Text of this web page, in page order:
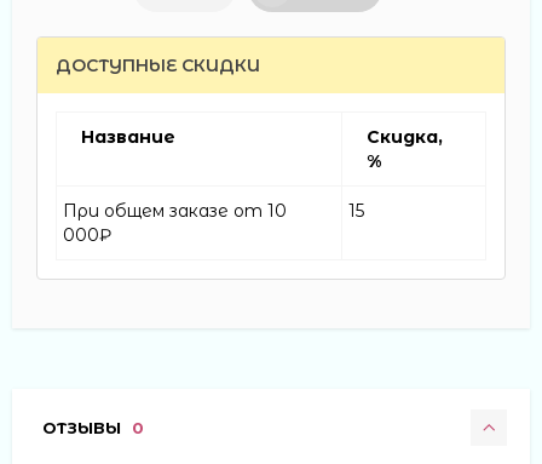
ДОСТУПНЫЕ СКИДКИ
Название
Скидка,
%
При общем заказе от 10
000₽
15
ОТЗЫВЫ 0